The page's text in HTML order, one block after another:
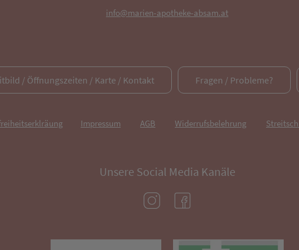
info@marien-apotheke-absam.at
/ Öffnungszeiten / Karte / Kontakt Fragen / Probleme?
Impressum AGB Widerrufsbelehrung
Unsere Social Media Kanäle
(öffnet in neuem Tab)
(öffnet in neuem Tab)